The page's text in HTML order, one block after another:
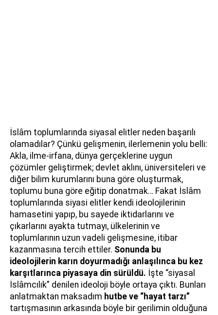
İslâm toplumlarında siyasal elitler neden başarılı
olamadılar? Çünkü gelişmenin, ilerlemenin yolu belli:
Akla, ilme-irfana, dünya gerçeklerine uygun
çözümler geliştirmek; devlet aklını, üniversiteleri ve
diğer bilim kurumlarını buna göre oluşturmak,
toplumu buna göre eğitip donatmak… Fakat İslâm
toplumlarında siyasi elitler kendi ideolojilerinin
hamasetini yapıp, bu sayede iktidarlarını ve
çıkarlarını ayakta tutmayı, ülkelerinin ve
toplumlarının uzun vadeli gelişmesine, itibar
kazanmasına tercih ettiler. Sonunda bu
ideolojilerin karın doyurmadığı anlaşılınca bu kez
karşıtlarınca piyasaya din sürüldü. İşte “siyasal
İslâmcılık” denilen ideoloji böyle ortaya çıktı. Bunları
anlatmaktan maksadım hutbe ve “hayat tarzı”
tartışmasının arkasında böyle bir gerilimin olduğuna